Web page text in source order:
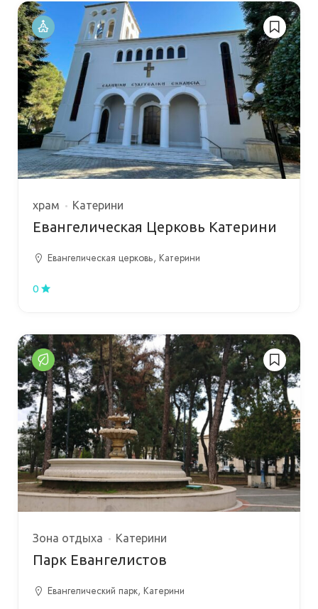
храм Катерини
Евангелическая Церковь Катерини
Евангелическая церковь, Катерини
0
Зона отдыха Катерини
Парк Евангелистов
Евангелический парк, Катерини